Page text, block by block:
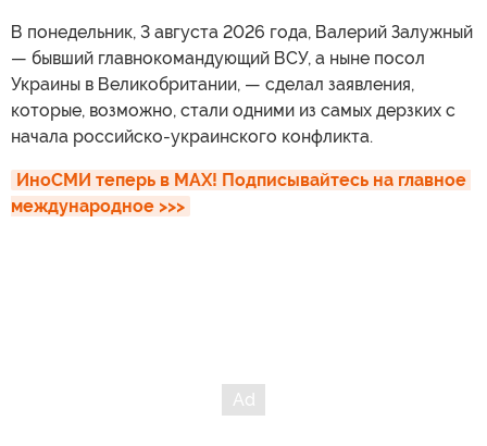
В понедельник, 3 августа 2026 года, Валерий Залужный
— бывший главнокомандующий ВСУ, а ныне посол
Украины в Великобритании, — сделал заявления,
которые, возможно, стали одними из самых дерзких с
начала российско-украинского конфликта.
ИноСМИ теперь в MAX! Подписывайтесь на главное
международное >>>